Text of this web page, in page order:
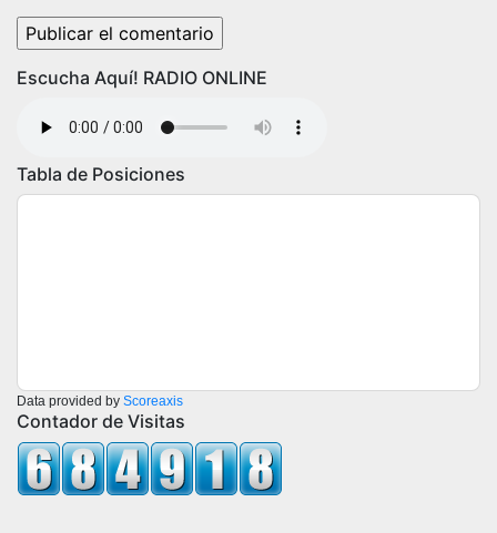
Escucha Aquí! RADIO ONLINE
Tabla de Posiciones
Data provided by Scoreaxis
Contador de Visitas